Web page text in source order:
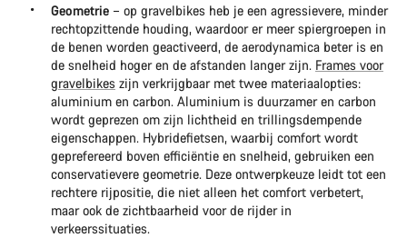
Geometrie – op gravelbikes heb je een agressievere, minder
rechtopzittende houding, waardoor er meer spiergroepen in
de benen worden geactiveerd, de aerodynamica beter is en
de snelheid hoger en de afstanden langer zijn. Frames voor
gravelbikes zijn verkrijgbaar met twee materiaalopties:
aluminium en carbon. Aluminium is duurzamer en carbon
wordt geprezen om zijn lichtheid en trillingsdempende
eigenschappen. Hybridefietsen, waarbij comfort wordt
geprefereerd boven efficiëntie en snelheid, gebruiken een
conservatievere geometrie. Deze ontwerpkeuze leidt tot een
rechtere rijpositie, die niet alleen het comfort verbetert,
maar ook de zichtbaarheid voor de rijder in
verkeerssituaties.